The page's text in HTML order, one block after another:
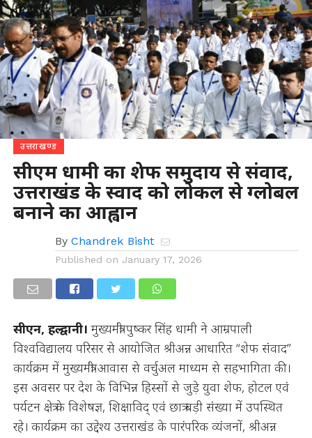
उत्तराखण्ड
सीएम धामी का शेफ समुदाय से संवाद,
उत्तराखंड के स्वाद को लोकल से ग्लोबल
बनाने का आह्वान
By Chandrek Bisht
Published on January 17, 2026
सीएन, हल्द्वानी।मुख्यमंत्री पुष्कर सिंह धामी ने आम्रपाली
विश्वविद्यालय परिसर से आयोजित श्रीअन्न आधारित “शेफ संवाद”
कार्यक्रम में मुख्यमंत्री आवास से वर्चुअल माध्यम से सहभागिता की।
इस अवसर पर देश के विभिन्न हिस्सों से जुड़े युवा शेफ, होटल एवं
पर्यटन क्षेत्र के विशेषज्ञ, शिक्षाविद् एवं छात्र बड़ी संख्या में उपस्थित
रहे। कार्यक्रम का उद्देश्य उत्तराखंड के पारंपरिक व्यंजनों, श्रीअन्न